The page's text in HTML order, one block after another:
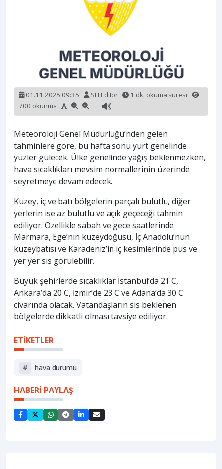
01.11.2025 09:35 SH Editör
1 dk. okuma süresi
700 okunma
Meteoroloji Genel Müdürlüğü’nden gelen
tahminlere göre, bu hafta sonu yurt genelinde
yüzler gülecek. Ülke genelinde yağış beklenmezken,
hava sıcaklıkları mevsim normallerinin üzerinde
seyretmeye devam edecek.
Kuzey, iç ve batı bölgelerin parçalı bulutlu, diğer
yerlerin ise az bulutlu ve açık geçeceği tahmin
ediliyor. Özellikle sabah ve gece saatlerinde
Marmara, Ege’nin kuzeydoğusu, İç Anadolu’nun
kuzeybatısı ve Karadeniz’in iç kesimlerinde pus ve
yer yer sis görülebilir.
Büyük şehirlerde sıcaklıklar İstanbul’da 21 C,
Ankara’da 20 C, İzmir’de 23 C ve Adana’da 30 C
civarında olacak. Vatandaşların sis beklenen
bölgelerde dikkatli olması tavsiye ediliyor.
ETİKETLER
# hava durumu
HABERİ PAYLAŞ